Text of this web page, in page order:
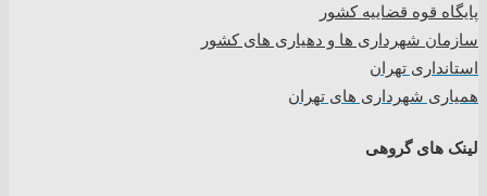
پایگاه قوه قضاییه کشور
سازمان شهرداری ها و دهیاری های کشور
استانداری تهران
همیاری شهرداری های تهران
لینک های گروهی